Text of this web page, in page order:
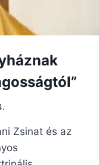
Zsinat és az